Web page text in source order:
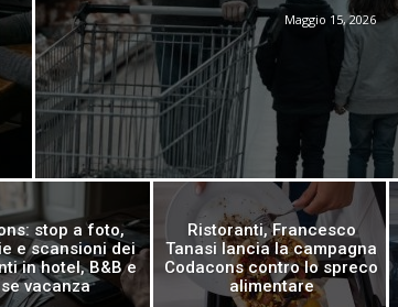
Maggio 15, 2026
stop a foto,
e scansioni dei
in hotel, B&B e
vacanza
Ristoranti, Francesco
Tanasi lancia la campagna
Codacons contro lo spreco
alimentare